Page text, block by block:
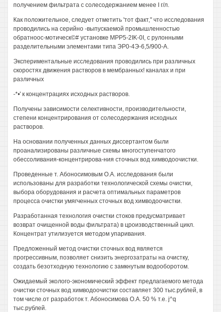
получением фильтрата с солесодержанием менее I г/л.
Как положительное, следует отметить 'тот факт," что исследования
проводились на серийно -выпускаемой промышленностью
обратноос-мотическ©# установке MPP5-2IK-0I, с рулонными
разделительными элементами типа ЭР0-4Э-6,5/900-А.
Экспериментальные исследования проводились при различных
скоростях движения растворов в мембранных! каналах и при
различных
-*•' к концентрациях исходных растворов.
Получены зависимости селективности, производительности,
степени концентрирования от солесодержания исходных
растворов.
На основании полученных данных диссертантом были
проанализированы различные схемы многоступенчатого
обессоливания-концентрирова-ния сточных вод химводоочистки.
Проведенные т. Абоносимовым O.A. исследования были
использованы для разработки технологической схемы очистки,
выбора оборудования и расчета оптимальных параметров
процесса очистки умягченных сточных вод химводоочистки.
Разработанная технология очистки стоков предусматривает
возврат очищенной воды фильтрата) в цроизводственный цикл.
Концентрат утилизуется методом упаривания.
Предложенный метод очистки сточных вод является
прогрессивным, позволяет снизить энергозатраты на очистку,
создать безотходную технологию с замкнутым водооборотом.
Ожидаемый эколого-экономический эффект предлагаемого метода
очистки сточных вод химводоочистки составляет 300 тыс.рублей, в
том числе.от разработок т. Абоносимова O.A. 50 % т.е. j^q
тыс.рублей.